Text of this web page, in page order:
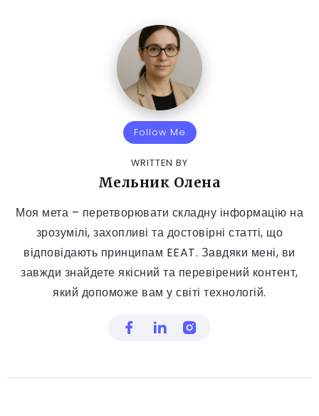
Follow Me
WRITTEN BY
Мельник Олена
Моя мета – перетворювати складну інформацію на
зрозумілі, захопливі та достовірні статті, що
відповідають принципам EEAT. Завдяки мені, ви
завжди знайдете якісний та перевірений контент,
який допоможе вам у світі технологій.